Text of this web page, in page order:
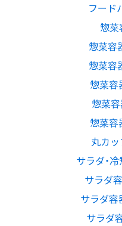
フード
惣菜
惣菜容
惣菜容
惣菜容
惣菜容
惣菜容
丸カッ
サラダ・冷
サラダ
サラダ容
サラダ